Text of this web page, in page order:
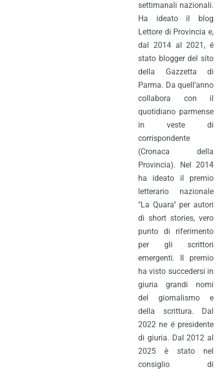
settimanali nazionali.
Ha ideato il blog
Lettore di Provincia e,
dal 2014 al 2021, é
stato blogger del sito
della Gazzetta di
Parma. Da quell’anno
collabora con il
quotidiano parmense
in veste di
corrispondente
(Cronaca della
Provincia). Nel 2014
ha ideato il premio
letterario nazionale
"La Quara" per autori
di short stories, vero
punto di riferimento
per gli scrittori
emergenti. Il premio
ha visto succedersi in
giuria grandi nomi
del giornalismo e
della scrittura. Dal
2022 ne é presidente
di giuria. Dal 2012 al
2025 è stato nel
consiglio di